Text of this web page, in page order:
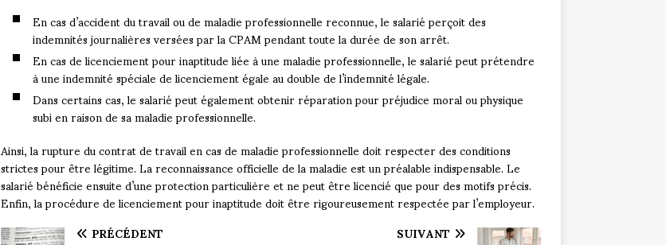
En cas d’accident du travail ou de maladie professionnelle reconnue, le salarié perçoit des
indemnités journalières versées par la CPAM pendant toute la durée de son arrêt.
En cas de licenciement pour inaptitude liée à une maladie professionnelle, le salarié peut prétendre
à une indemnité spéciale de licenciement égale au double de l’indemnité légale.
Dans certains cas, le salarié peut également obtenir réparation pour préjudice moral ou physique
subi en raison de sa maladie professionnelle.
Ainsi, la rupture du contrat de travail en cas de maladie professionnelle doit respecter des conditions
strictes pour être légitime. La reconnaissance officielle de la maladie est un préalable indispensable. Le
salarié bénéficie ensuite d’une protection particulière et ne peut être licencié que pour des motifs précis.
Enfin, la procédure de licenciement pour inaptitude doit être rigoureusement respectée par l’employeur.
PRÉCÉDENT
SUIVANT